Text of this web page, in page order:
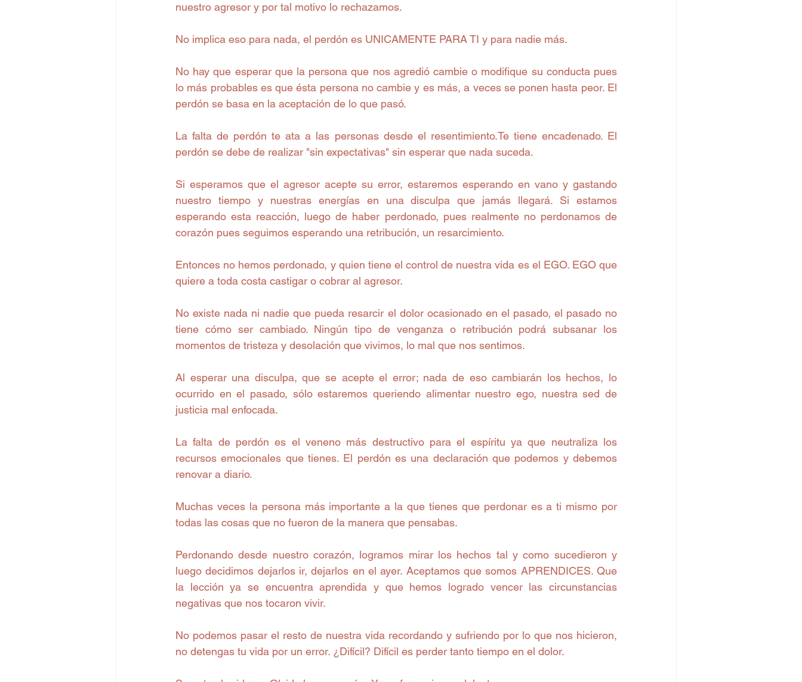
nuestro agresor y por tal motivo lo rechazamos.
No implica eso para nada, el perdón es UNICAMENTE PARA TI y para nadie más.
No hay que esperar que la persona que nos agredió cambie o modifique su conducta pues
lo más probables es que ésta persona no cambie y es más, a veces se ponen hasta peor. El
perdón se basa en la aceptación de lo que pasó.
La falta de perdón te ata a las personas desde el resentimiento.Te tiene encadenado. El
perdón se debe de realizar "sin expectativas" sin esperar que nada suceda.
Si esperamos que el agresor acepte su error, estaremos esperando en vano y gastando
nuestro tiempo y nuestras energías en una disculpa que jamás llegará. Si estamos
esperando esta reacción, luego de haber perdonado, pues realmente no perdonamos de
corazón pues seguimos esperando una retribución, un resarcimiento.
Entonces no hemos perdonado, y quien tiene el control de nuestra vida es el EGO. EGO que
quiere a toda costa castigar o cobrar al agresor.
No existe nada ni nadie que pueda resarcir el dolor ocasionado en el pasado, el pasado no
tiene cómo ser cambiado. Ningún tipo de venganza o retribución podrá subsanar los
momentos de tristeza y desolación que vivimos, lo mal que nos sentimos.
Al esperar una disculpa, que se acepte el error; nada de eso cambiarán los hechos, lo
ocurrido en el pasado, sólo estaremos queriendo alimentar nuestro ego, nuestra sed de
justicia mal enfocada.
La falta de perdón es el veneno más destructivo para el espíritu ya que neutraliza los
recursos emocionales que tienes. El perdón es una declaración que podemos y debemos
renovar a diario.
Muchas veces la persona más importante a la que tienes que perdonar es a ti mismo por
todas las cosas que no fueron de la manera que pensabas.
Perdonando desde nuestro corazón, logramos mirar los hechos tal y como sucedieron y
luego decidimos dejarlos ir, dejarlos en el ayer. Aceptamos que somos APRENDICES. Que
la lección ya se encuentra aprendida y que hemos logrado vencer las circunstancias
negativas que nos tocaron vivir.
No podemos pasar el resto de nuestra vida recordando y sufriendo por lo que nos hicieron,
no detengas tu vida por un error. ¿Difícil? Difícil es perder tanto tiempo en el dolor.